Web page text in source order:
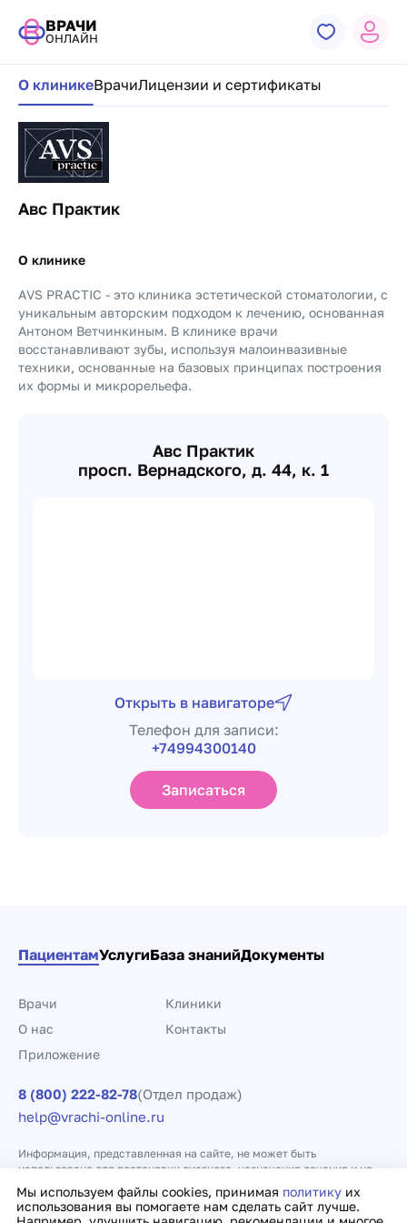
ВРАЧИ
ОНЛАЙН
Навигация по странице клиники
О клиникеВрачиЛицензии и сертификаты
Авс Практик
О клинике
АVS PRACTIC - это клиника эстетической стоматологии, с
уникальным авторским подходом к лечению, основанная
Антоном Ветчинкиным. В клинике врачи
восстанавливают зубы, используя малоинвазивные
техники, основанные на базовых принципах построения
их формы и микрорельефа.
Авс Практик
просп. Вернадского, д. 44, к. 1
Открыть в навигаторе
Телефон для записи:
+74994300140
Записаться
Мы используем файлы cookies, принимая политику их
использования вы помогаете нам сделать сайт лучше.
ПациентамУслугиБаза знанийДокументы
Врачи
Клиники
О нас
Контакты
Приложение
8 (800) 222-82-78(Отдел продаж)
help@vrachi-online.ru
Информация, представленная на сайте, не может быть
использована для постановки диагноза, назначения лечения и не
заменяет прием врача.